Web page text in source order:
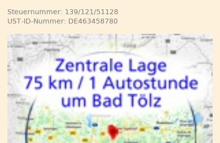
Steuernummer: 139/121/51128
UST-ID-Nummer: DE463458780